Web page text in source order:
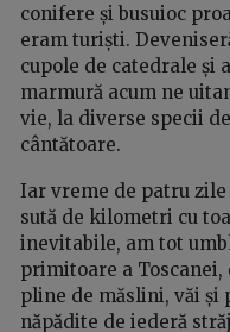
conifere și busuioc
eram turiști.
cupole de catedrale și
marmură acum ne
vie, la diverse specii
cântătoare.
Iar vreme de patru
sută de kilometri cu
inevitabile, am tot
primitoare a
pline de măslini, văi și
năpădite de iederă